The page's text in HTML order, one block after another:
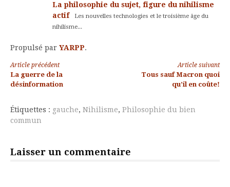
La philosophie du sujet, figure du nihilisme
actif
Les nouvelles technologies et le troisième âge du
nihilisme...
Propulsé par YARPP.
Lire
la
suite
Article précédent
La guerre de la
désinformation
Article suivant
Tous sauf Macron quoi
qu’il en coûte!
Étiquettes : gauche, Nihilisme, Philosophie du bien
commun
Laisser un commentaire